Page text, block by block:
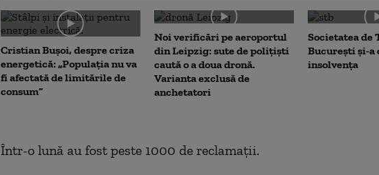
0
seconds Volume
90%
Cristian Bușoi, despre criza
energetică: „Populația nu va
fi afectată de limitările de
consum”
Noi verificări pe aeroportul
din Leipzig: sute de polițiști
caută o a doua dronă.
Varianta exclusă de
anchetatori
Societatea de
București și-a
insolvența
Într-o lună au fost peste 1000 de reclamaţii.